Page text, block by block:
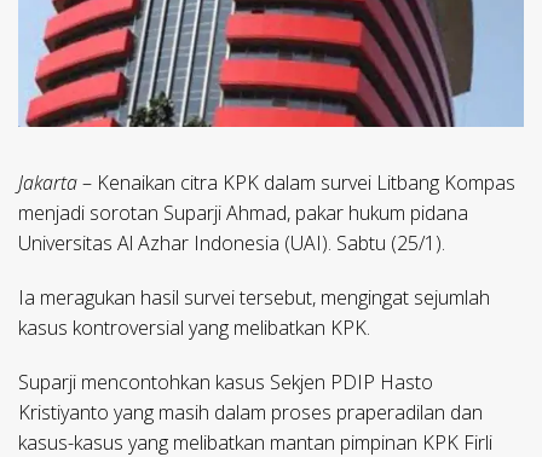
Jakarta– Kenaikan citra KPK dalam survei Litbang Kompas
menjadi sorotan Suparji Ahmad, pakar hukum pidana
Universitas Al Azhar Indonesia (UAI). Sabtu (25/1).
Ia meragukan hasil survei tersebut, mengingat sejumlah
kasus kontroversial yang melibatkan KPK.
Suparji mencontohkan kasus Sekjen PDIP Hasto
Kristiyanto yang masih dalam proses praperadilan dan
kasus-kasus yang melibatkan mantan pimpinan KPK Firli